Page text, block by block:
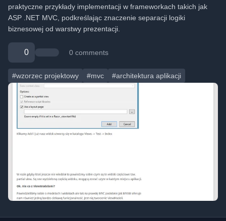
praktyczne przykłady implementacji w frameworkach takich jak
ASP .NET MVC, podkreślając znaczenie separacji logiki
biznesowej od warstwy prezentacji.
0 0 comments
#wzorzec projektowy #mvc #architektura aplikacji